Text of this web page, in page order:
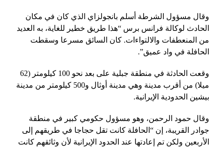
وقال مسؤول الشرطة أسلم بانجولزاي الذي كان في مكان
الحادث لوكالة فرانس برس “هذا طريق خطير للغاية، به العديد
من المنعطفات والالتواءات. كان السائق مسرعا وسقطت
الحافلة في واد عميق”.
وقعت الحادثة في منطقة جبلية على بعد نحو 100 كيلومتر (62
ميلا) من أقرب مدينة وهي مدينة أوثال و500 كيلومتر من مدينة
بيشين الحدودية الإيرانية.
وقال حمود الرحمن، وهو مسؤول حكومي كبير في منطقة
جوادر القريبة، إن “الحافلة كانت تقل حجاجا في طريقهم إلى
الأربعين ولكن تم إعادتها عند الحدود الإيرانية لأن وثائقهم كانت